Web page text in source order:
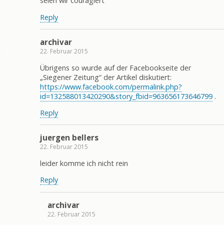
Reply
archivar
22. Februar 2015
Übrigens so wurde auf der Facebookseite der
„Siegener Zeitung“ der Artikel diskutiert:
https://www.facebook.com/permalink.php?
id=132588013420290&story_fbid=963656173646799 .
Reply
juergen bellers
22. Februar 2015
leider komme ich nicht rein
Reply
archivar
22. Februar 2015